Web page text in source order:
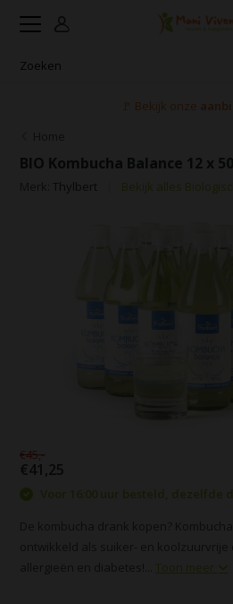
🚩 Bekijk onze
BIO Kombucha Balance 12 x
Merk:Thylbert Bekijk alles
€45,-
€41,25
Voor 16:00 uur besteld, dezelfde
allergieën en diabetes!...Toon meer